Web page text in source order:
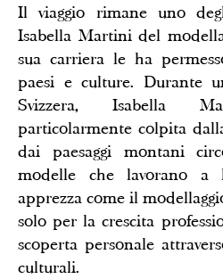
Il viaggio rimane uno
Isabella Martini del
sua carriera le ha
paesi e culture. Durante
Svizzera, Isabella
particolarmente colpita
dai paesaggi montani
modelle che lavorano a
apprezza come il
solo per la crescita
scoperta personale
culturali.